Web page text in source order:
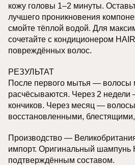
кожу головы 1–2 минуты.
лучшего проникновения
смойте тёплой водой. Для
сочетайте с кондиционером
повреждённых волос.
РЕЗУЛЬТАТ
После первого мытья — волосы
расчёсываются. Через 2
кончиков. Через месяц —
восстановленными,
Производство —
импорт. Оригинальный шампунь
подтверждённым составом.